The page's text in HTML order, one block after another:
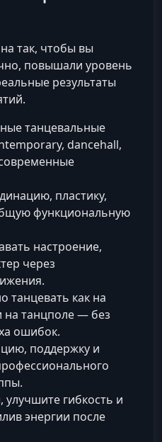
так, чтобы вы
повышали уровень
результаты
танцевальные
dancehall,
пластику,
функциональную
настроение,
через
танцевать как на
на танцполе — без
ошибок.
поддержку и
гибкость и
энергии после